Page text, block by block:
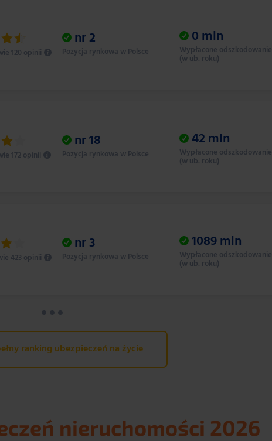
120 opinii
nr2
Pozycja rynkowa w Polsce
0 mln
Wypłacone odszkodowanie
(w ub. roku)
172 opinii
nr18
Pozycja rynkowa w Polsce
42 mln
Wypłacone odszkodowanie
(w ub. roku)
423 opinii
nr3
Pozycja rynkowa w Polsce
1089mln
Wypłacone odszkodowanie
(w ub. roku)
ranking ubezpieczeń na życie
nieruchomości 2026